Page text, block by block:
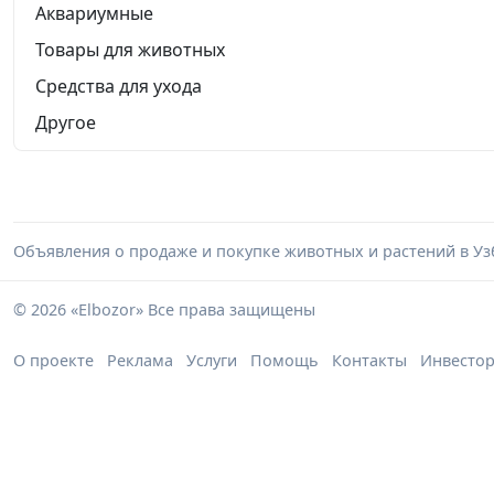
Аквариумные
Товары для животных
Средства для ухода
Другое
Объявления о продаже и покупке животных и растений в
© 2026 «Elbozor» Все права защищены
О проекте Реклама Услуги Помощь Контакты